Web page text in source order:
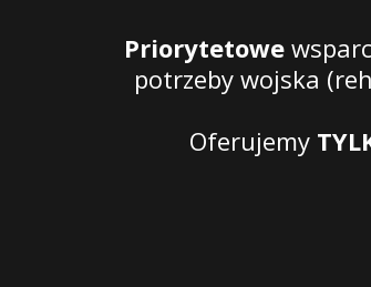
Priorytetowe
potrzeby wojska
Oferujemy